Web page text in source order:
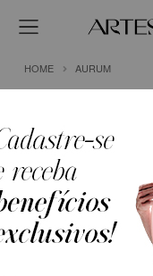
HOME AURUM